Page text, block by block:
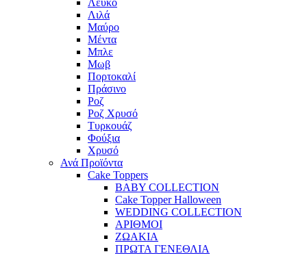
Λευκό
Λιλά
Μαύρο
Μέντα
Μπλε
Μωβ
Πορτοκαλί
Πράσινο
Ροζ
Ροζ Χρυσό
Τυρκουάζ
Φούξια
Χρυσό
Ανά Προϊόντα
Cake Toppers
BABY COLLECTION
Cake Topper Halloween
WEDDING COLLECTION
ΑΡΙΘΜΟΙ
ΖΩΑΚΙΑ
ΠΡΩΤΑ ΓΕΝΕΘΛΙΑ